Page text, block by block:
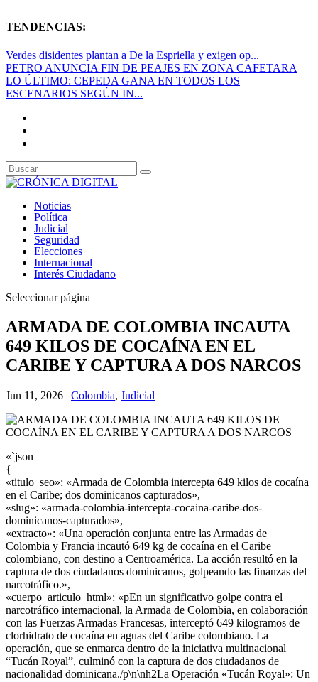
TENDENCIAS:
Verdes disidentes plantan a De la Espriella y exigen op...
PETRO ANUNCIA FIN DE PEAJES EN ZONA CAFETARA
LO ÚLTIMO: CEPEDA GANA EN TODOS LOS
ESCENARIOS SEGÚN IN...
Noticias
Política
Judicial
Seguridad
Elecciones
Internacional
Interés Ciudadano
Seleccionar página
ARMADA DE COLOMBIA INCAUTA
649 KILOS DE COCAÍNA EN EL
CARIBE Y CAPTURA A DOS NARCOS
Jun 11, 2026 | Colombia, Judicial
«`json
{
«titulo_seo»: «Armada de Colombia intercepta 649 kilos de cocaína
en el Caribe; dos dominicanos capturados»,
«slug»: «armada-colombia-intercepta-cocaina-caribe-dos-
dominicanos-capturados»,
«extracto»: «Una operación conjunta entre las Armadas de
Colombia y Francia incautó 649 kg de cocaína en el Caribe
colombiano, con destino a Centroamérica. La acción resultó en la
captura de dos ciudadanos dominicanos, golpeando las finanzas del
narcotráfico.»,
«cuerpo_articulo_html»: «pEn un significativo golpe contra el
narcotráfico internacional, la Armada de Colombia, en colaboración
con las Fuerzas Armadas Francesas, interceptó 649 kilogramos de
clorhidrato de cocaína en aguas del Caribe colombiano. La
operación, que se enmarca dentro de la iniciativa multinacional
“Tucán Royal”, culminó con la captura de dos ciudadanos de
nacionalidad dominicana./p\n\nh2La Operación «Tucán Royal»: Un